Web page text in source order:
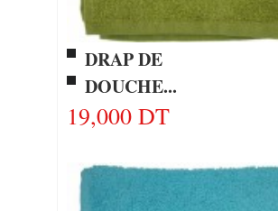
DRAP DE
DOUCHE...
19,000 DT